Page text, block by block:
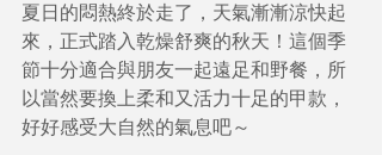
夏日的悶熱終於走了，天氣漸漸涼快起
來，正式踏入乾燥舒爽的秋天！這個季
節十分適合與朋友一起遠足和野餐，所
以當然要換上柔和又活力十足的甲款，
好好感受大自然的氣息吧～